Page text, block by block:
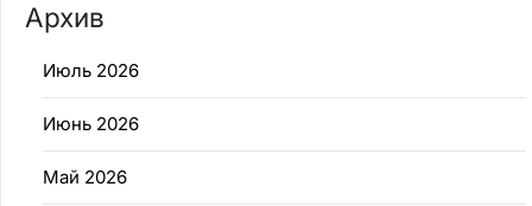
Архив
Июль 2026
Июнь 2026
Май 2026